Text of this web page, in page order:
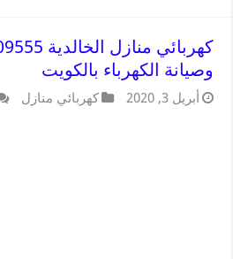
وصيانة الكهرباء بالكويت
أبريل 3, 2020 كهربائي منازل